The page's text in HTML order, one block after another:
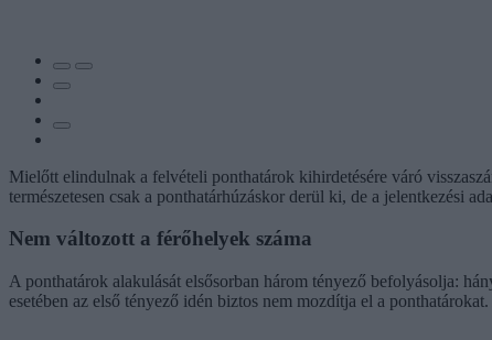
Mielőtt elindulnak a felvételi ponthatárok kihirdetésére váró
természetesen csak a ponthatárhúzáskor derül ki, de a jelentkezési
Nem változott a férőhelyek száma
A ponthatárok alakulását elsősorban három tényező befolyásolja:
esetében az első tényező idén biztos nem mozdítja el a